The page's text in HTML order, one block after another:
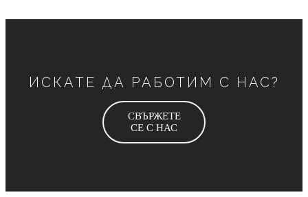
ИСКАТЕ ДА РАБОТИМ С НАС?
СВЪРЖЕТЕ
СЕ С НАС